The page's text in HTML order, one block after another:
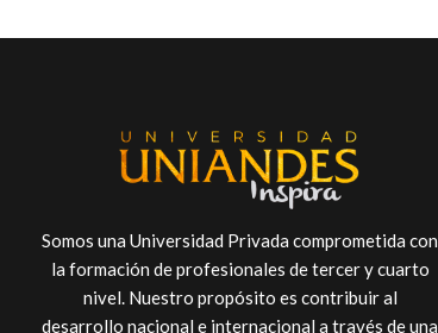
Somos una Universidad Privada comprometida con
la formación de profesionales de tercer y cuarto
nivel. Nuestro propósito es contribuir al
desarrollo nacional e internacional a través de una